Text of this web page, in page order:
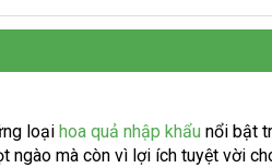
loại hoa quả nhập khẩu nổi bật
ngào mà còn vì lợi ích tuyệt vời